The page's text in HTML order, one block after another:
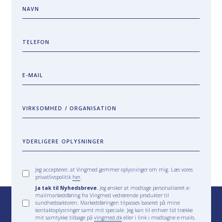
NAVN
TELEFON
E-MAIL
VIRKSOMHED / ORGANISATION
YDERLIGERE OPLYSNINGER
Jeg accepterer, at Vingmed gemmer oplysninger om mig. Læs vores
privatlivspolitik her
Ja tak til Nyhedsbreve. Jeg ønsker at modtage personaliseret e-
mailmarkedsføring fra Vingmed vedrørende produkter til
sundhedssektoren. Markedsføringen tilpasses baseret på mine
kontaktoplysninger samt mit speciale. Jeg kan til enhver tid trække
mit samtykke tilbage påvingmed.dkeller i link i modtagne e-mails.